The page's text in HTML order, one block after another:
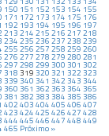
150 151 152 153 154 155
171 172 173 174 175 176
192 193 194 195 196 197
213 214 215 216 217 218
234 235 236 237 238 239
255 256 257 258 259 260
276 277 278 279 280 281
297 298 299 300 301 302
318 319 320 321 322 323
339 340 341 342 343 344
360 361 362 363 364 365
381 382 383 384 385 386
402 403 404 405 406 407
423 424 425 426 427 428
444 445 446 447 448 449
465 Próximo »